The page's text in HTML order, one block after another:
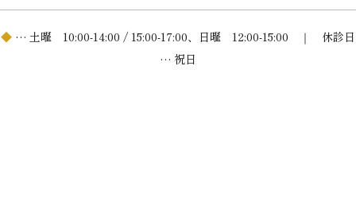
◆ … 土曜 10:00-14:00 / 15:00-17:00、日曜 12:00-15:00 ｜ 休診日
… 祝日